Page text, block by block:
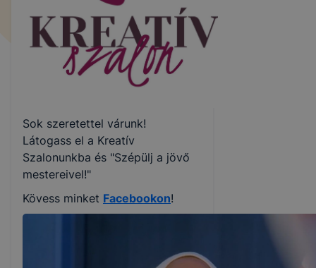
Sok szeretettel várunk!
Látogass el a Kreatív
Szalonunkba és "Szépülj a jövő
mestereivel!"
Kövess minket Facebookon!